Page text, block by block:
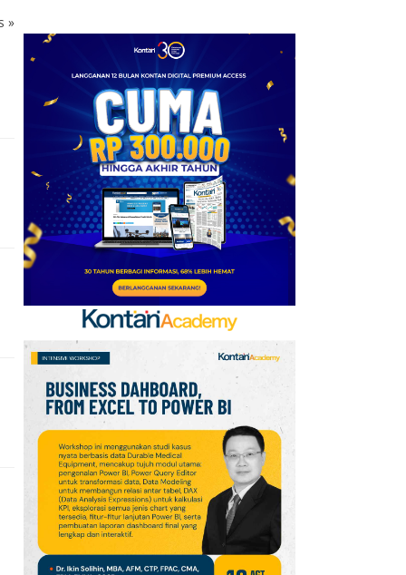
» 5
Kabar Baru Transfer Yan
Diomande ke Real
Madrid: RB Leipzig Minta
Rp 2,7 Triliun
Daftar Negara ASEAN
Berdasarkan Pendapatan
versi Bank Dunia, Posisi
Indonesia?
7
Telegram Sempat Hilang
dari App Store, Ini
Penjelasan Apple dan
Durov
8
Kabar Transfer Man
United: 6 Pemain
Berpeluang Hengkang
Sebelum Deadline
Link dan Syarat
Dokumen Pendaftaran
Pandang Istana untuk
Ikut Upacara HUT Ke-81
RI